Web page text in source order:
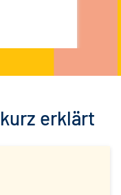
erklärt